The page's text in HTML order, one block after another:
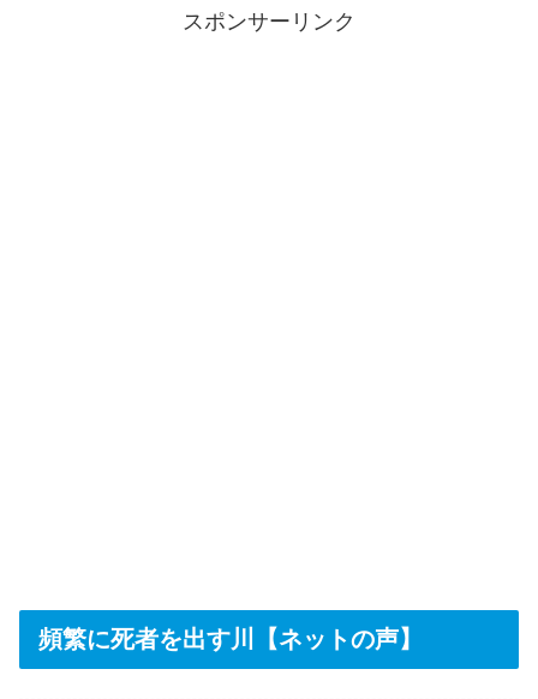
スポンサーリンク
頻繁に死者を出す川【ネットの声】